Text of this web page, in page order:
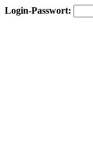
Login-Passwort: